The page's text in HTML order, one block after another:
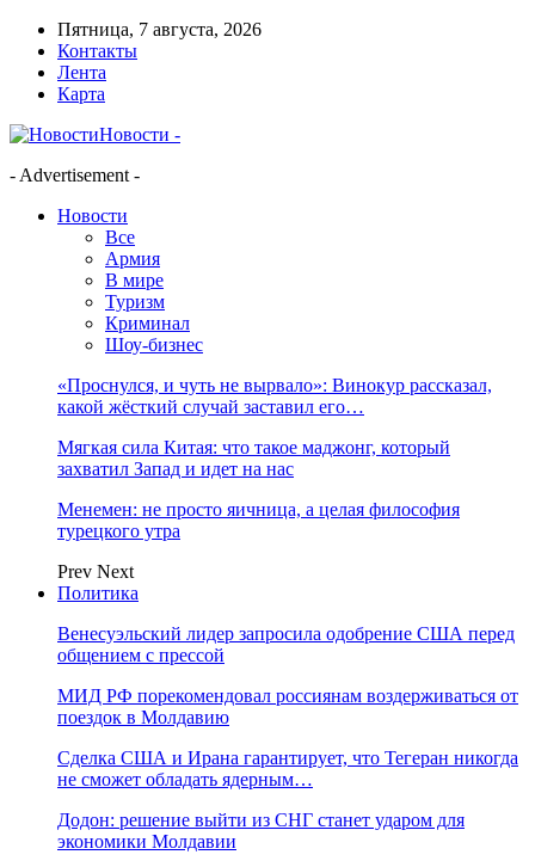
Пятница, 7 августа, 2026
Контакты
Лента
Карта
Новости -
- Advertisement -
Новости
Все
Армия
В мире
Туризм
Криминал
Шоу-бизнес
«Проснулся, и чуть не вырвало»: Винокур рассказал,
какой жёсткий случай заставил его…
Мягкая сила Китая: что такое маджонг, который
захватил Запад и идет на нас
Менемен: не просто яичница, а целая философия
турецкого утра
Prev Next
Политика
Венесуэльский лидер запросила одобрение США перед
общением с прессой
МИД РФ порекомендовал россиянам воздерживаться от
поездок в Молдавию
Сделка США и Ирана гарантирует, что Тегеран никогда
не сможет обладать ядерным…
Додон: решение выйти из СНГ станет ударом для
экономики Молдавии